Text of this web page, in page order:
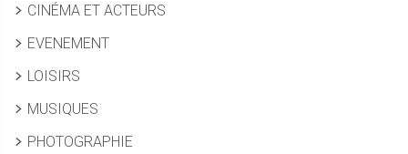
CINÉMA ET ACTEURS
EVENEMENT
LOISIRS
MUSIQUES
PHOTOGRAPHIE